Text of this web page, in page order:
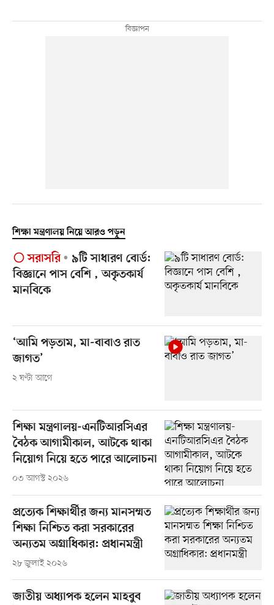
শিক্ষা মন্ত্রণালয় নিয়ে আরও পড়ুন
সরাসরি
৯টি সাধারণ বোর্ড:
বিজ্ঞানে পাস বেশি , অকৃতকার্য
মানবিকে
‘আমি পড়তাম, মা-বাবাও রাত
জাগত’
২ ঘণ্টা আগে
শিক্ষা মন্ত্রণালয়-এনটিআরসিএর
বৈঠক আগামীকাল, আটকে থাকা
নিয়োগ নিয়ে হতে পারে আলোচনা
০৩ আগস্ট ২০২৬
প্রত্যেক শিক্ষার্থীর জন্য মানসম্মত
শিক্ষা নিশ্চিত করা সরকারের
অন্যতম অগ্রাধিকার: প্রধানমন্ত্রী
২৮ জুলাই ২০২৬
জাতীয় অধ্যাপক হলেন মাহবুব